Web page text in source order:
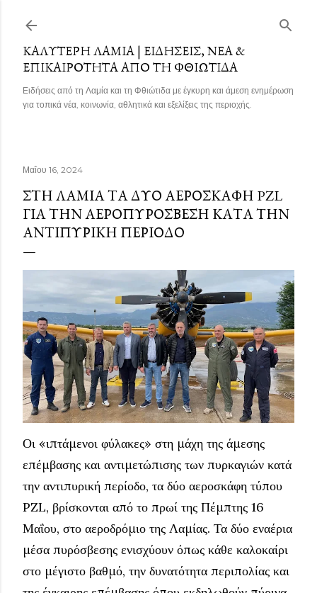
ΚΑΛΎΤΕΡΗ ΛΑΜΊΑ | ΕΙΔΉΣΕΙΣ, ΝΈΑ &
ΕΠΙΚΑΙΡΌΤΗΤΑ ΑΠΌ ΤΗ ΦΘΙΏΤΙΔΑ
Ειδήσεις από τη Λαμία και τη Φθιώτιδα με έγκυρη και άμεση ενημέρωση
για τοπικά νέα, κοινωνία, αθλητικά και εξελίξεις της περιοχής.
Μαΐου 16, 2024
ΣΤΗ ΛΑΜΊΑ ΤΑ ΔΎΟ ΑΕΡΟΣΚΆΦΗ PZL
ΓΙΑ ΤΗΝ ΑΕΡΟΠΥΡΌΣΒΕΣΗ ΚΑΤΆ ΤΗΝ
ΑΝΤΙΠΥΡΙΚΉ ΠΕΡΊΟΔΟ
Οι «ιπτάμενοι φύλακες» στη μάχη της άμεσης
επέμβασης και αντιμετώπισης των πυρκαγιών κατά
την αντιπυρική περίοδο, τα δύο αεροσκάφη τύπου
PZL, βρίσκονται από το πρωί της Πέμπτης 16
Μαΐου, στο αεροδρόμιο της Λαμίας. Τα δύο εναέρια
μέσα πυρόσβεσης ενισχύουν όπως κάθε καλοκαίρι
στο μέγιστο βαθμό, την δυνατότητα περιπολίας και